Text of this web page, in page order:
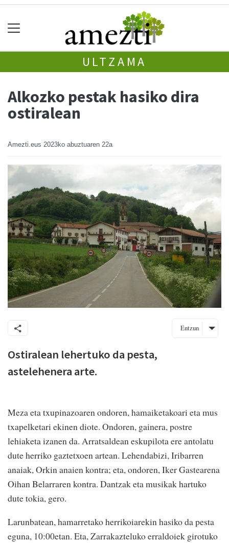
ULTZAMA
Alkozko pestak hasiko dira
ostiralean
Amezti.eus 2023ko abuztuaren 22a
Entzun
Ostiralean lehertuko da pesta,
astelehenera arte.
Meza eta txupinazoaren ondoren, hamaiketakoari eta mus
txapelketari ekinen diote. Ondoren, gainera, postre
lehiaketa izanen da. Arratsaldean eskupilota ere antolatu
dute herriko gaztetxoen artean. Lehendabizi, Iribarren
anaiak, Orkin anaien kontra; eta, ondoren, Iker Gastearena
Oihan Belarraren kontra. Dantzak eta musikak hartuko
dute tokia, gero.
Larunbatean, hamarretako herrikoiarekin hasiko da pesta
eguna, 10:00etan. Eta, Zarrakazteluko erraldoiek girotuko